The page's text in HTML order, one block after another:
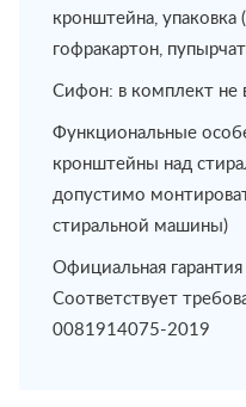
кронштейна,
гофракартон,
Сифон: в комплект не
Функциональные
кронштейны над
допустимо
стиральной машины)
Официальная
Соответствует
0081914075-2019